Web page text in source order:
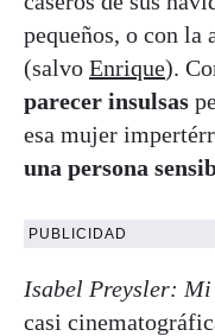
pequeños, o con la
(salvo Enrique).
parecer insulsas
esa mujer
una persona
PUBLICIDAD
Isabel Preysler:
casi